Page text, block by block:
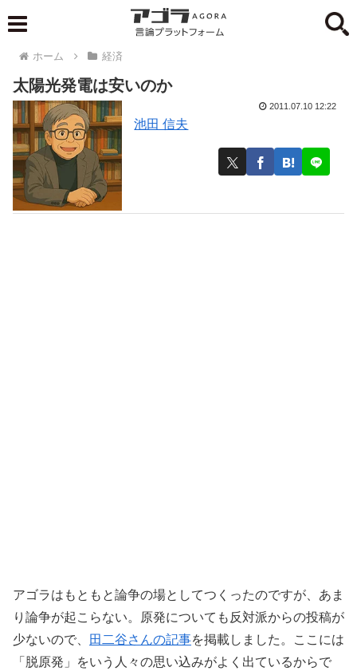
ホーム 経済
太陽光発電は安いのか
池田 信夫
2011.07.10 12:22
アゴラはもともと論争の場としてつくったのですが、あま
り論争が起こらない。原発についても反対派からの投稿が
少ないので、
田二谷さんの記事を掲載しました。ここには
「脱原発」をいう人々の思い込みがよく出ているからで